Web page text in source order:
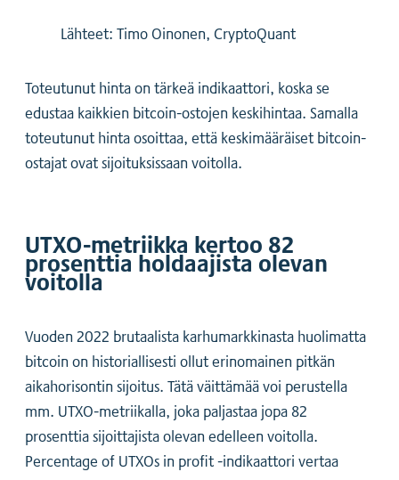
Lähteet: Timo Oinonen, CryptoQuant
Toteutunut hinta on tärkeä indikaattori, koska se
edustaa kaikkien bitcoin-ostojen keskihintaa. Samalla
toteutunut hinta osoittaa, että keskimääräiset bitcoin-
ostajat ovat sijoituksissaan voitolla.
UTXO-metriikka kertoo 82
prosenttia holdaajista olevan
voitolla
Vuoden 2022 brutaalista karhumarkkinasta huolimatta
bitcoin on historiallisesti ollut erinomainen pitkän
aikahorisontin sijoitus. Tätä väittämää voi perustella
mm. UTXO-metriikalla, joka paljastaa jopa 82
prosenttia sijoittajista olevan edelleen voitolla.
Percentage of UTXOs in profit -indikaattori vertaa